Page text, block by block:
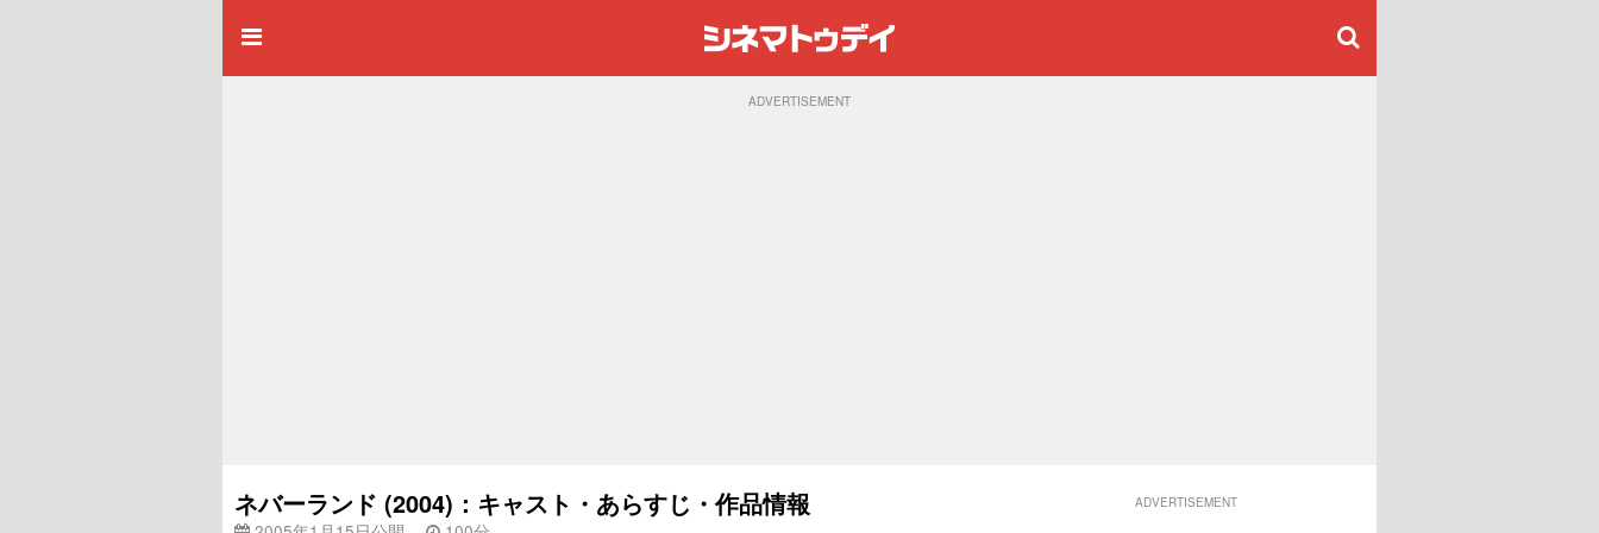
ADVERTISEMENT
ネバーランド (2004)：キャスト・あらすじ・作品情報 ADVERTISEMENT